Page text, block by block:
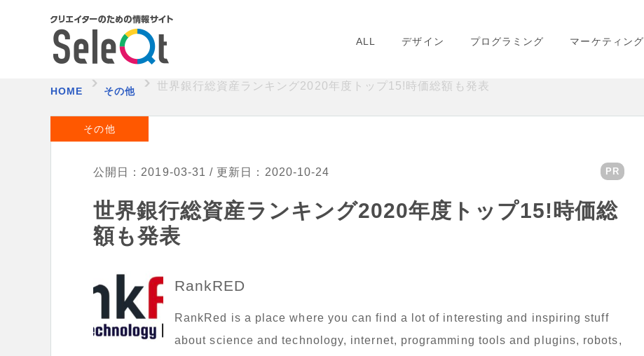
ALL デザイン プログラミング マーケティング
HOME その他 世界銀行総資産ランキング2020年度トップ15!時価総額も発表
その他
公開日：2019-03-31 / 更新日：2020-10-24 PR
世界銀行総資産ランキング2020年度トップ15!時価総
額も発表
RankRED
RankRed is a place where you can find a lot of interesting and inspiring stuff
about science and technology, internet, programming tools and plugins, robots,